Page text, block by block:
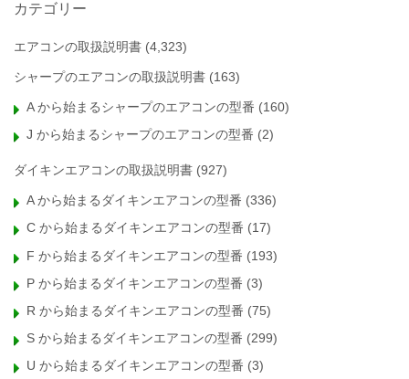
カテゴリー
エアコンの取扱説明書 (4,323)
シャープのエアコンの取扱説明書 (163)
A から始まるシャープのエアコンの型番 (160)
J から始まるシャープのエアコンの型番 (2)
ダイキンエアコンの取扱説明書 (927)
A から始まるダイキンエアコンの型番 (336)
C から始まるダイキンエアコンの型番 (17)
F から始まるダイキンエアコンの型番 (193)
P から始まるダイキンエアコンの型番 (3)
R から始まるダイキンエアコンの型番 (75)
S から始まるダイキンエアコンの型番 (299)
U から始まるダイキンエアコンの型番 (3)